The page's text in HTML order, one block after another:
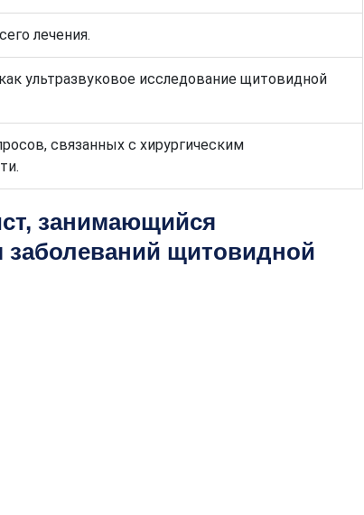
лечения.
ультразвуковое исследование щитовидной
связанных с хирургическим
занимающийся
заболеваний щитовидной